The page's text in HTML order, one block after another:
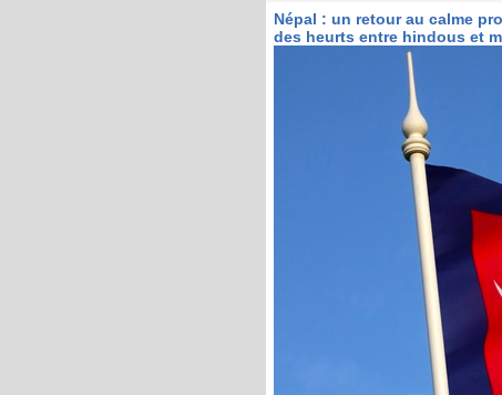
Népal : un retour au calme
des heurts entre hindous et